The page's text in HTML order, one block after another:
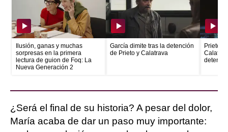
Ilusión, ganas y muchas
sorpresas en la primera
lectura de guion de Foq: La
Nueva Generación 2
García dimite tras la detención
de Prieto y Calatrava
Prieto
¿Será el final de su historia? A pesar del dolor,
María acaba de dar un paso muy importante: